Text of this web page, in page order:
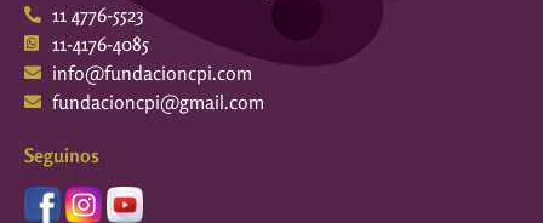
11 4776-5523
11-4176-4085
info@fundacioncpi.com
fundacioncpi@gmail.com
Seguinos